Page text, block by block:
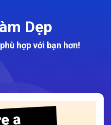
Dẹp
hợp với bạn hơn!
a